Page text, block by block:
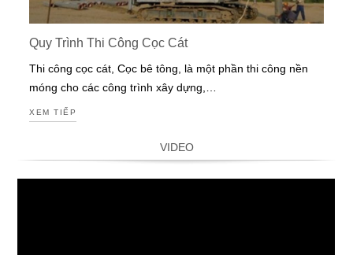
Quy Trình Thi Công Cọc Cát
Thi công cọc cát, Cọc bê tông, là một phần thi công nền
móng cho các công trình xây dựng,…
XEM TIẾP
VIDEO